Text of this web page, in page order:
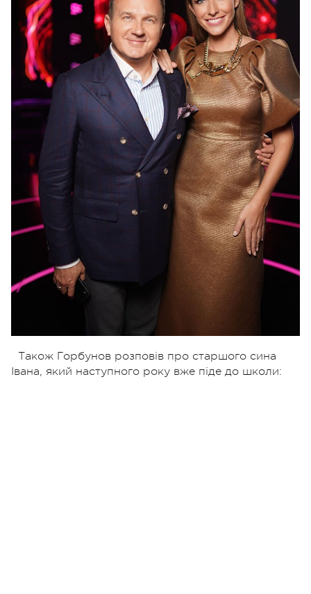
Також Горбунов розповів про старшого сина
Івана, який наступного року вже піде до школи: